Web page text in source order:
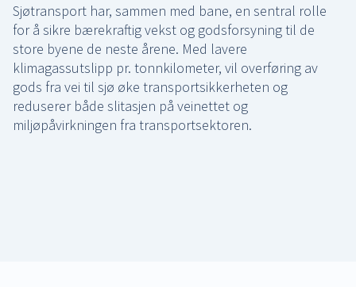
Sjøtransport har, sammen med bane, en sentral rolle
for å sikre bærekraftig vekst og godsforsyning til de
store byene de neste årene. Med lavere
klimagassutslipp pr. tonnkilometer, vil overføring av
gods fra vei til sjø øke transportsikkerheten og
reduserer både slitasjen på veinettet og
miljøpåvirkningen fra transportsektoren.